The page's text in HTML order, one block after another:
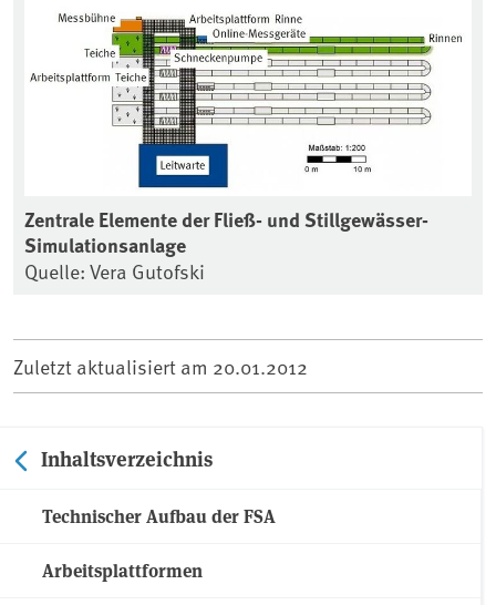
Zentrale Elemente der Fließ- und Stillgewässer-
Simulationsanlage
Quelle: Vera Gutofski
Zuletzt aktualisiert am 20.01.2012
Inhaltsverzeichnis
Technischer Aufbau der FSA
Arbeitsplattformen